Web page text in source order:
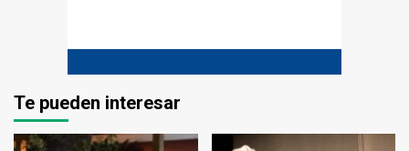
Te pueden interesar